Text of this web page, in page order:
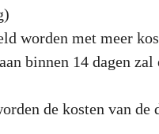
worden met meer
binnen 14 dagen
de kosten van